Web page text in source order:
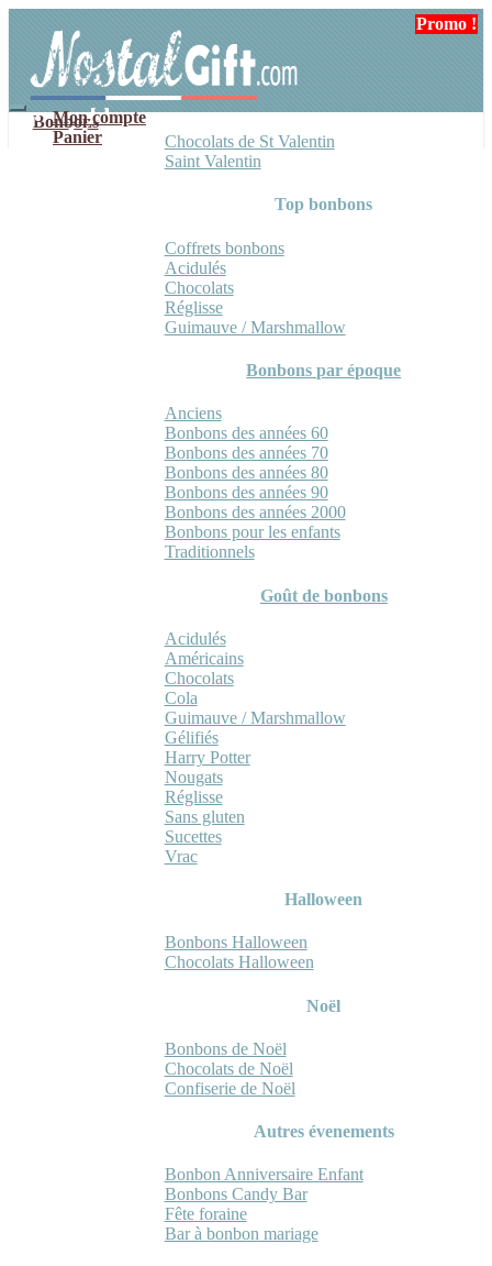
navigation
contenu
Mon compte
Panier
Bonbons
Chocolats de St Valentin
Saint Valentin
Top bonbons
Coffrets bonbons
Acidulés
Chocolats
Réglisse
Guimauve / Marshmallow
Bonbons par époque
Anciens
Bonbons des années 60
Bonbons des années 70
Bonbons des années 80
Bonbons des années 90
Bonbons des années 2000
Bonbons pour les enfants
Traditionnels
Goût de bonbons
Acidulés
Américains
Chocolats
Cola
Guimauve / Marshmallow
Gélifiés
Harry Potter
Nougats
Réglisse
Sans gluten
Sucettes
Vrac
Halloween
Bonbons Halloween
Chocolats Halloween
Noël
Bonbons de Noël
Chocolats de Noël
Confiserie de Noël
Autres évenements
Bonbon Anniversaire Enfant
Bonbons Candy Bar
Fête foraine
Bar à bonbon mariage
Promo !